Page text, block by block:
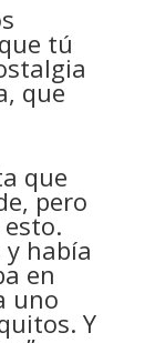
tú
que
que
pero
había
en
uno
Y